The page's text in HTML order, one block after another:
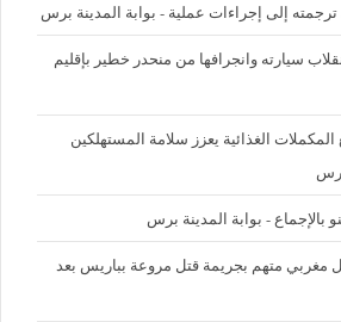
ترجمته إلى إجراءات عملية - بوابة المدينة برس
سيارته وانجرافها من منحدر خطير بإقليم
الغذائية يعزز سلامة المستهلكين
بالإجماع - بوابة المدينة برس
متهم بجريمة قتل مروعة بباريس بعد